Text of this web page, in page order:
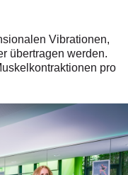
Vibrationen,
übertragen werden.
pro